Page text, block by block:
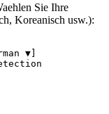
Sie Ihre
Koreanisch usw.):
▼]